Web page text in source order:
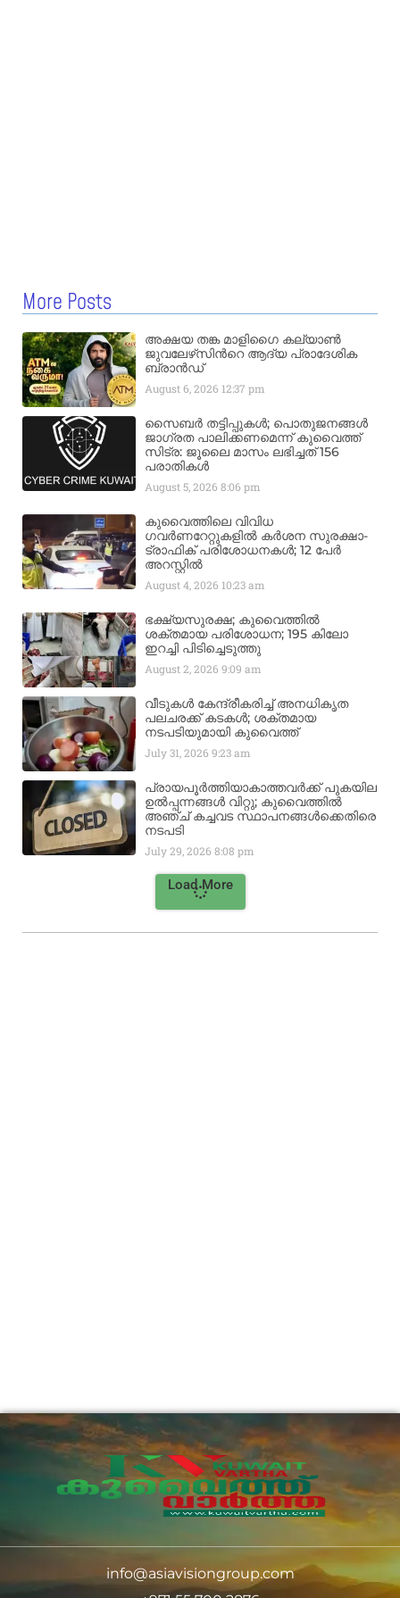
More Posts
അക്ഷയ തങ്ക മാളിഗൈ കല്യാണ്‍
ജുവലേഴ്‌സിന്‍റെ ആദ്യ പ്രാദേശിക
ബ്രാന്‍ഡ്
August 6, 2026 12:37 pm
സൈബർ തട്ടിപ്പുകൾ; പൊതുജനങ്ങൾ
ജാഗ്രത പാലിക്കണമെന്ന് കുവൈത്ത്
സിട്ര: ജൂലൈ മാസം ലഭിച്ചത് 156
പരാതികൾ
August 5, 20268:06 pm
കുവൈത്തിലെ വിവിധ
ഗവർണറേറ്റുകളിൽ കർശന സുരക്ഷാ-
ട്രാഫിക് പരിശോധനകൾ; 12 പേർ
അറസ്റ്റിൽ
August 4, 2026 10:23 am
ഭക്ഷ്യസുരക്ഷ; കുവൈത്തിൽ
ശക്തമായ പരിശോധന; 195 കിലോ
ഇറച്ചി പിടിച്ചെടുത്തു
August 2, 20269:09 am
വീടുകൾ കേന്ദ്രീകരിച്ച് അനധികൃത
പലചരക്ക് കടകൾ; ശക്തമായ
നടപടിയുമായി കുവൈത്ത്
July 31, 20269:23 am
പ്രായപൂർത്തിയാകാത്തവർക്ക് പുകയില
ഉൽപ്പന്നങ്ങൾ വിറ്റു; കുവൈത്തിൽ
അഞ്ച് കച്ചവട സ്ഥാപനങ്ങൾക്കെതിരെ
നടപടി
July 29, 20268:08 pm
Load More
info@asiavisiongroup.com